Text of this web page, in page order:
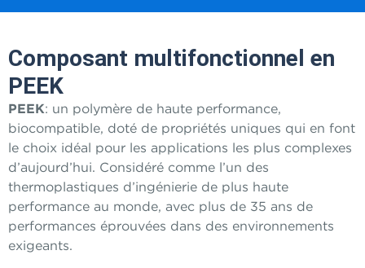
Composant multifonctionnel en
PEEK
PEEK: un polymère de haute performance,
biocompatible, doté de propriétés uniques qui en font
le choix idéal pour les applications les plus complexes
d’aujourd’hui. Considéré comme l’un des
thermoplastiques d’ingénierie de plus haute
performance au monde, avec plus de 35 ans de
performances éprouvées dans des environnements
exigeants.